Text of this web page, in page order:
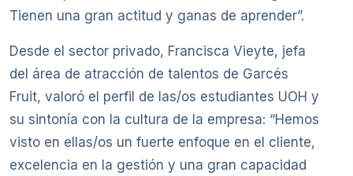
Tienen una gran actitud y ganas de aprender”.
Desde el sector privado, Francisca Vieyte, jefa
del área de atracción de talentos de Garcés
Fruit, valoró el perfil de las/os estudiantes UOH y
su sintonía con la cultura de la empresa: “Hemos
visto en ellas/os un fuerte enfoque en el cliente,
excelencia en la gestión y una gran capacidad